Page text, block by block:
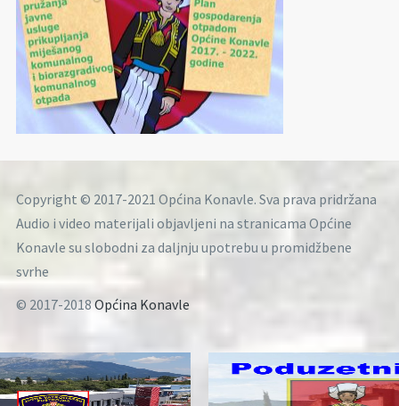
Copyright © 2017-2021 Općina Konavle. Sva prava pridržana
Audio i video materijali objavljeni na stranicama Općine
Konavle su slobodni za daljnju upotrebu u promidžbene
svrhe
© 2017-2018Općina Konavle